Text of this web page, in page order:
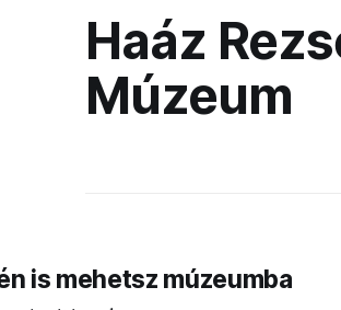
Haáz
Múzeum
is mehetsz múzeumba